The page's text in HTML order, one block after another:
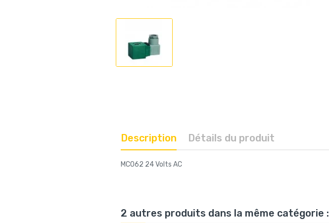
Description Détails du produit
MC062 24 Volts AC
2 autres produits dans la même catégorie :